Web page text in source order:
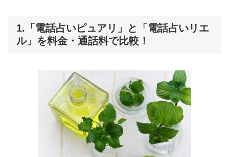
1.「電話占いピュアリ」と「電話占いリエ
ル」を料金・通話料で比較！